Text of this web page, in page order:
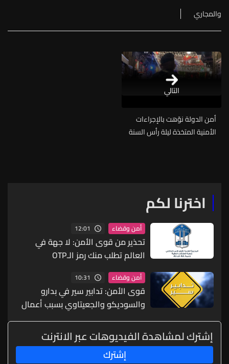
والمجاري
التالي
أمن الدولة نوّهت بالإجراءات
الأمنية المتخذة ليلة رأس السنة
اخترنا لكم
أمن وقضاء 12:01
تحذير من قوى الأمن: لا جهة في
العالم تطلب منك رمز الـOTP
أمن وقضاء 10:31
قوى الأمن: تدابير سير في بدارو
والسوديكو والجعيتاوي بسبب أعمال
برش وتخطيط وتعبيد
إشترك لمشاهدة الفيديوهات عبر الانترنت
إشترك